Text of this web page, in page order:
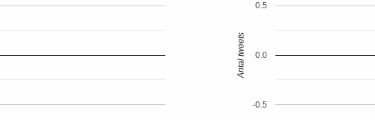
-0.5
0.0
0.5
Antal tweets